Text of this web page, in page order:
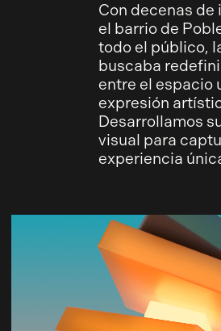
Con decenas
el barrio de
todo el público,
buscaba
entre el espacio
expresión
Desarrollamos
visual para
experiencia